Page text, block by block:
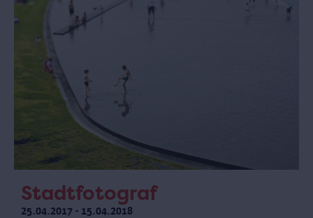
Stadtfotograf
25.04.2017 - 15.04.2018